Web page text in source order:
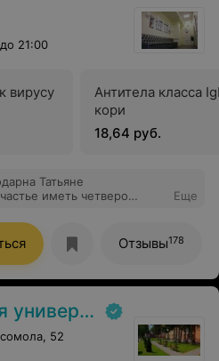
до 21:00
вирусу
Антитела класса
кори
18,64 руб.
Татьяне
иметь четверо
и
были сложные.
Вашего центра - итог
только позитивное! А,
Ваших, мамочками
центрах Минска
Еще
Отзывы178
клиника
52